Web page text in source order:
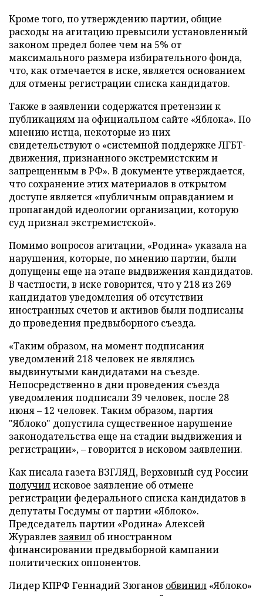
Кроме того, по утверждению партии, общие
расходы на агитацию превысили установленный
законом предел более чем на 5% от
максимального размера избирательного фонда,
что, как отмечается в иске, является основанием
для отмены регистрации списка кандидатов.
Также в заявлении содержатся претензии к
публикациям на официальном сайте «Яблока». По
мнению истца, некоторые из них
свидетельствуют о «системной поддержке ЛГБТ-
движения, признанного экстремистским и
запрещенным в РФ». В документе утверждается,
что сохранение этих материалов в открытом
доступе является «публичным оправданием и
пропагандой идеологии организации, которую
суд признал экстремистской».
Помимо вопросов агитации, «Родина» указала на
нарушения, которые, по мнению партии, были
допущены еще на этапе выдвижения кандидатов.
В частности, в иске говорится, что у 218 из 269
кандидатов уведомления об отсутствии
иностранных счетов и активов были подписаны
до проведения предвыборного съезда.
«Таким образом, на момент подписания
уведомлений 218 человек не являлись
выдвинутыми кандидатами на съезде.
Непосредственно в дни проведения съезда
уведомления подписали 39 человек, после 28
июня – 12 человек. Таким образом, партия
"Яблоко" допустила существенное нарушение
законодательства еще на стадии выдвижения и
регистрации», – говорится в исковом заявлении.
Как писала газета ВЗГЛЯД, Верховный суд России
получилисковое заявление об отмене
регистрации федерального списка кандидатов в
депутаты Госдумы от партии «Яблоко».
Председатель партии «Родина» Алексей
Журавлев заявил об иностранном
финансировании предвыборной кампании
политических оппонентов.
Лидер КПРФ Геннадий Зюганов обвинил «Яблоко»